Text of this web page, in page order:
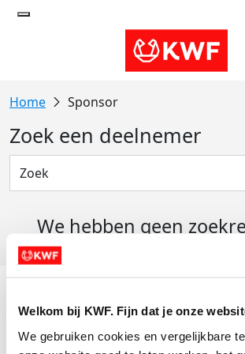
Welkom bij KWF. Fijn dat je onze
We gebruiken cookies en vergelijkbare
Sponsor
Zoek een deelnemer
We hebben geen
Actiematerialen
Evenementen